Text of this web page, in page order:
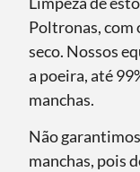
Poltronas, com
seco. Nossos
a poeira, até
manchas.
Não
manchas, pois